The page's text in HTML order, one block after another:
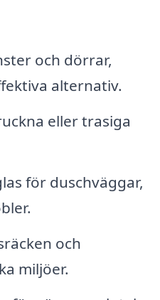
och dörrar,
alternativ.
eller trasiga
för duschväggar,
och
miljöer.